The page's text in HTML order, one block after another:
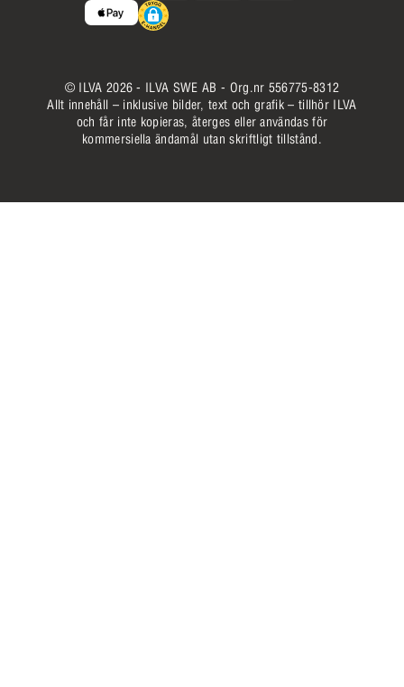
© ILVA 2026 - ILVA SWE AB - Org.nr 556775-8312
Allt innehåll – inklusive bilder, text och grafik – tillhör ILVA
och får inte kopieras, återges eller användas för
kommersiella ändamål utan skriftligt tillstånd.